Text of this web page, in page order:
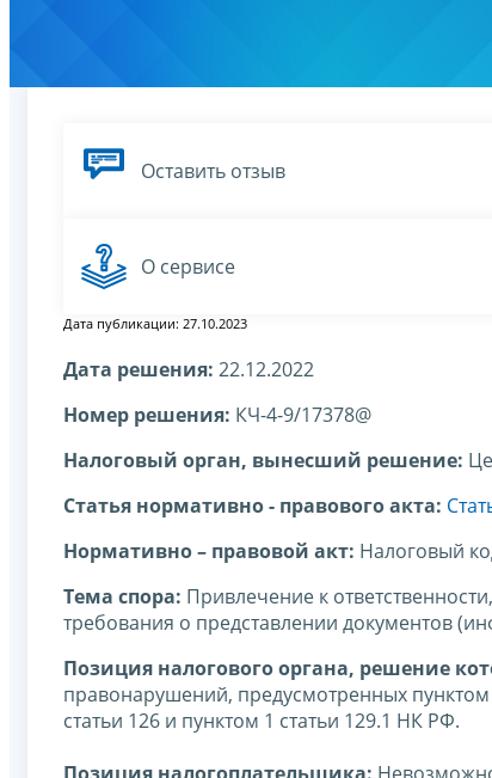
Оставить отзыв
О сервисе
Дата публикации: 27.10.2023
Дата решения: 22.12.2022
Номер решения: КЧ-4-9/17378@
Налоговый орган, вынесший решение:
Статья нормативно - правового акта:
Нормативно – правовой акт: Налоговый
Тема спора: Привлечение к
требования о представлении документов
Позиция налогового органа, решение
правонарушений, предусмотренных пунктом
статьи 126 и пунктом 1 статьи 129.1 НК РФ.
Позиция налогоплательщика: